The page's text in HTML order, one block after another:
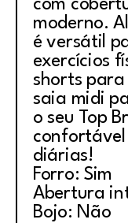
com
moderno.
é versátil
exercícios
shorts para
saia midi
o seu Top
confortável
diárias!
Forro: Sim
Abertura
Bojo: Não